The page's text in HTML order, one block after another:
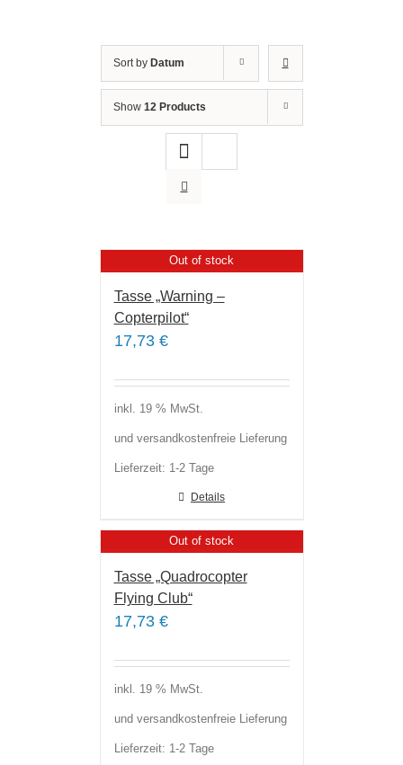
Sort by Datum
Show 12 Products
Out of stock
Tasse „Warning –
Copterpilot“
17,73 €
inkl. 19 % MwSt.
und versandkostenfreie Lieferung
Lieferzeit: 1-2 Tage
Details
Out of stock
Tasse „Quadrocopter
Flying Club“
17,73 €
inkl. 19 % MwSt.
und versandkostenfreie Lieferung
Lieferzeit: 1-2 Tage